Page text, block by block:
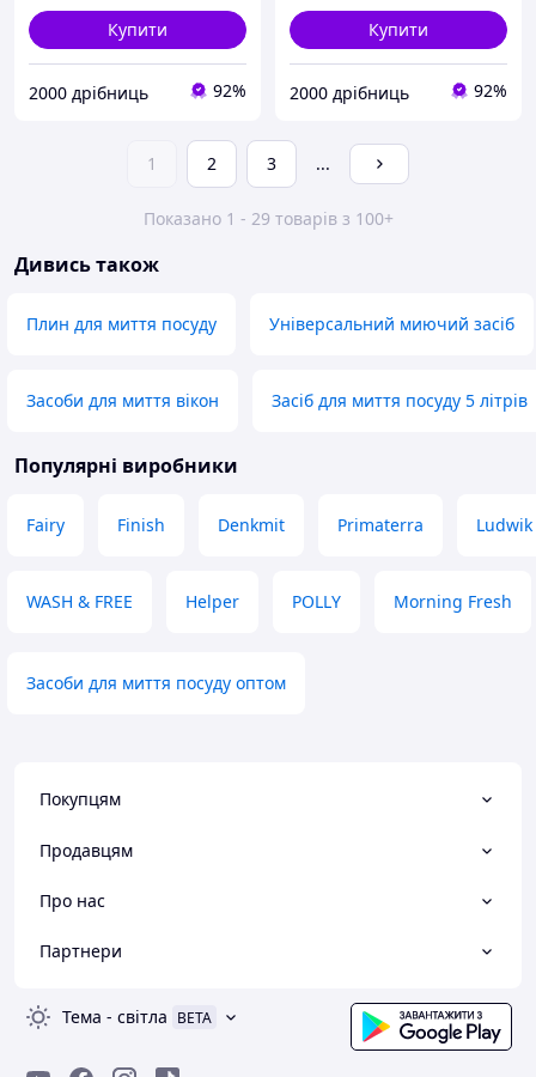
Купити
2000 дрібниць 92%
Купити
2000 дрібниць 92%
1 2 3 ...
Показано 1 - 29 товарів з 100+
Дивись також
Плин для миття посуду Універсальний миючий засіб
Засоби для миття вікон Засіб для миття посуду 5 літрів
Популярні виробники
Fairy Finish Denkmit Primaterra Ludwik
WASH & FREE Helper POLLY Morning Fresh
Засоби для миття посуду оптом
Покупцям
Продавцям
Про нас
Партнери
Тема - світла BETA